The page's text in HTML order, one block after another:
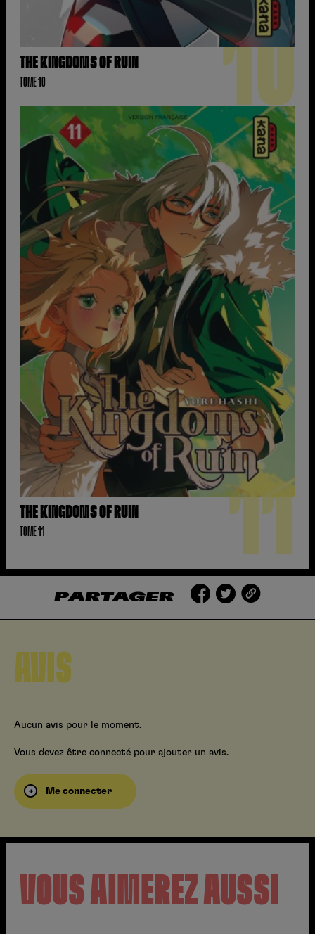
THE KINGDOMS OF RUIN
TOME 10 10
THE KINGDOMS OF RUIN
TOME 11 11
PARTAGER
AVIS
Aucun avis pour le moment.
Vous devez être connecté pour ajouter un avis.
Me connecter
VOUS AIMEREZ AUSSI